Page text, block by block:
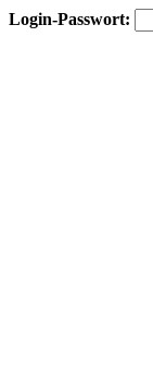
Login-Passwort: